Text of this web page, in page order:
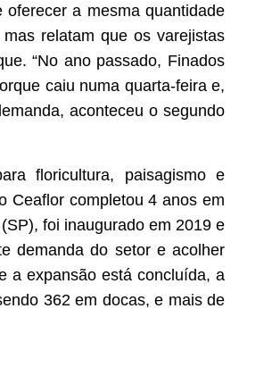
a mesma quantidade
relatam que os varejistas
“No ano passado, Finados
caiu numa quarta-feira e,
aconteceu o segundo
floricultura, paisagismo e
Ceaflor completou 4 anos em
foi inaugurado em 2019 e
demanda do setor e acolher
a expansão está concluída, a
362 em docas, e mais de